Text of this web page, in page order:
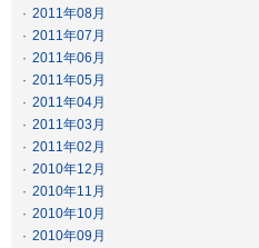
· 2011年08月
· 2011年07月
· 2011年06月
· 2011年05月
· 2011年04月
· 2011年03月
· 2011年02月
· 2010年12月
· 2010年11月
· 2010年10月
· 2010年09月